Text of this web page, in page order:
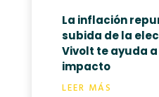
La inflación
subida de la
Vivolt te ayuda
impacto
LEER MÁS